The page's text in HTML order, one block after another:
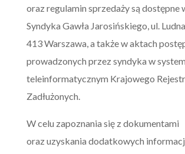
oraz regulamin sprzedaży są dostępne
Syndyka Gawła Jarosińskiego, ul.
413 Warszawa, a także w aktach
prowadzonych przez syndyka w
teleinformatycznym Krajowego
Zadłużonych.
W celu zapoznania się z dokumentami
oraz uzyskania dodatkowych